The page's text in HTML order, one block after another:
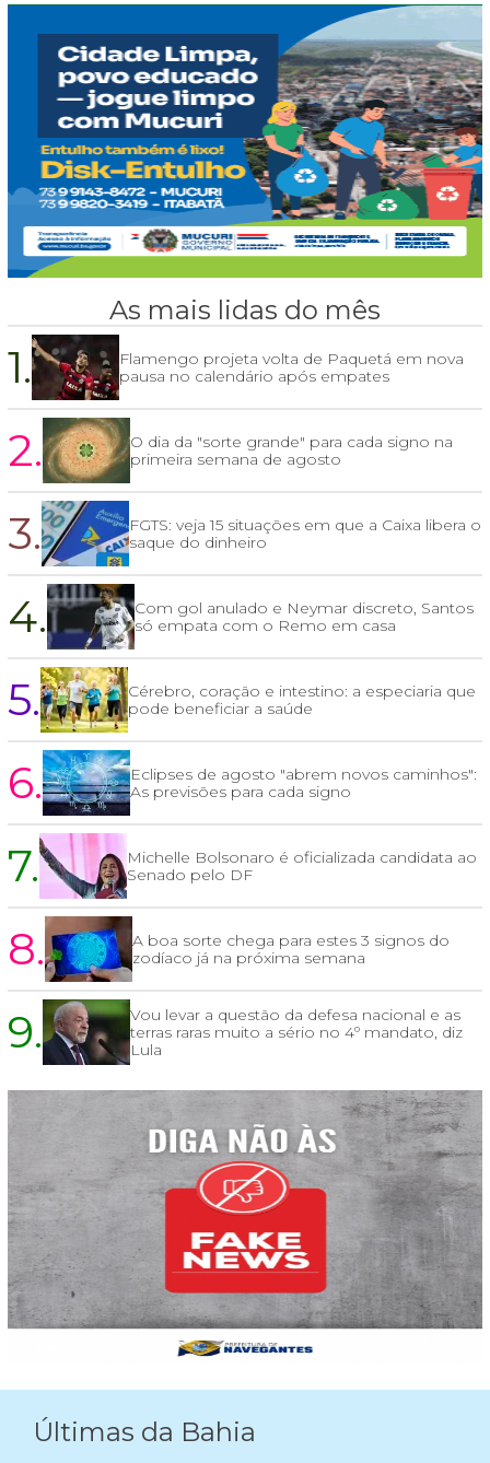
As mais lidas do mês
1.
Flamengo projeta volta de Paquetá em nova
pausa no calendário após empates
2.
O dia da "sorte grande" para cada signo na
primeira semana de agosto
3.
FGTS: veja 15 situações em que a Caixa libera o
saque do dinheiro
4.
Com gol anulado e Neymar discreto, Santos
só empata com o Remo em casa
5.
Cérebro, coração e intestino: a especiaria que
pode beneficiar a saúde
6.
Eclipses de agosto "abrem novos caminhos":
As previsões para cada signo
7.
Michelle Bolsonaro é oficializada candidata ao
Senado pelo DF
8.
A boa sorte chega para estes 3 signos do
zodíaco já na próxima semana
9.
Vou levar a questão da defesa nacional e as
terras raras muito a sério no 4º mandato, diz
Lula
Últimas da Bahia